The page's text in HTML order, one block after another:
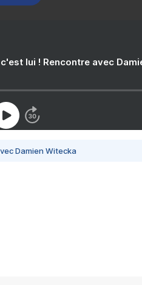
lui ! Rencontre avec
Damien Witecka